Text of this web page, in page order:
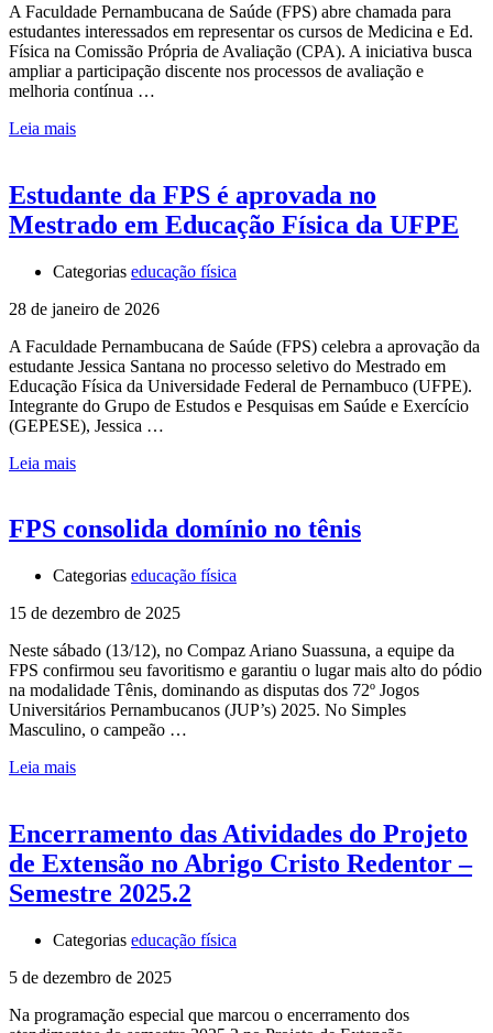
A Faculdade Pernambucana de Saúde (FPS) abre chamada para
estudantes interessados em representar os cursos de Medicina e Ed.
Física na Comissão Própria de Avaliação (CPA). A iniciativa busca
ampliar a participação discente nos processos de avaliação e
melhoria contínua …
Leia mais
Estudante da FPS é aprovada no
Mestrado em Educação Física da UFPE
Categorias educação física
28 de janeiro de 2026
A Faculdade Pernambucana de Saúde (FPS) celebra a aprovação da
estudante Jessica Santana no processo seletivo do Mestrado em
Educação Física da Universidade Federal de Pernambuco (UFPE).
Integrante do Grupo de Estudos e Pesquisas em Saúde e Exercício
(GEPESE), Jessica …
Leia mais
FPS consolida domínio no tênis
Categorias educação física
15 de dezembro de 2025
Neste sábado (13/12), no Compaz Ariano Suassuna, a equipe da
FPS confirmou seu favoritismo e garantiu o lugar mais alto do pódio
na modalidade Tênis, dominando as disputas dos 72º Jogos
Universitários Pernambucanos (JUP’s) 2025. No Simples
Masculino, o campeão …
Leia mais
Encerramento das Atividades do Projeto
de Extensão no Abrigo Cristo Redentor –
Semestre 2025.2
Categorias educação física
5 de dezembro de 2025
Na programação especial que marcou o encerramento dos